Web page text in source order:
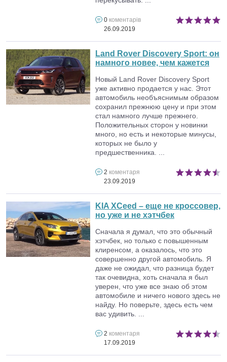
0 коментарів
26.09.2019
Land Rover Discovery Sport: он
намного новее, чем кажется
Новый Land Rover Discovery Sport
уже активно продается у нас. Этот
автомобиль необъяснимым образом
сохранил прежнюю цену и при этом
стал намного лучше прежнего.
Положительных сторон у новинки
много, но есть и некоторые минусы,
которых не было у
предшественника. ...
2 коментаря
23.09.2019
KIA XCeed – еще не кроссовер,
но уже и не хэтчбек
Сначала я думал, что это обычный
хэтчбек, но только с повышенным
клиренсом, а оказалось, что это
совершенно другой автомобиль. Я
даже не ожидал, что разница будет
так очевидна, хоть сначала я был
уверен, что уже все знаю об этом
автомобиле и ничего нового здесь не
найду. Но поверьте, здесь есть чем
вас удивить. ...
2 коментаря
17.09.2019